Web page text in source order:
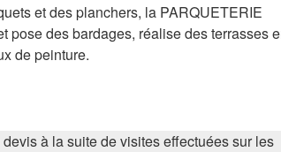
et des planchers, la PARQUETERIE
pose des bardages, réalise des terrasses
de peinture.
à la suite de visites effectuées sur les